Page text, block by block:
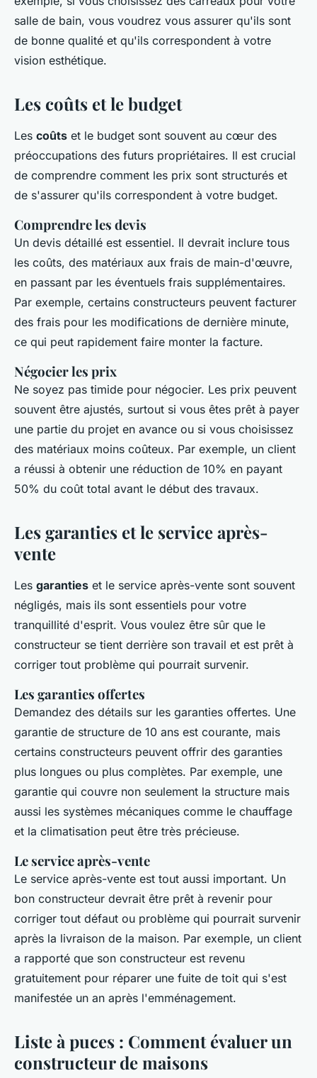
salle de bain, vous voudrez vous assurer qu'ils sont
de bonne qualité et qu'ils correspondent à votre
vision esthétique.
Les coûts et le budget
Les coûts et le budget sont souvent au cœur des
préoccupations des futurs propriétaires. Il est crucial
de comprendre comment les prix sont structurés et
de s'assurer qu'ils correspondent à votre budget.
Comprendre les devis
Un devis détaillé est essentiel. Il devrait inclure tous
les coûts, des matériaux aux frais de main-d'œuvre,
en passant par les éventuels frais supplémentaires.
Par exemple, certains constructeurs peuvent facturer
des frais pour les modifications de dernière minute,
ce qui peut rapidement faire monter la facture.
Négocier les prix
Ne soyez pas timide pour négocier. Les prix peuvent
souvent être ajustés, surtout si vous êtes prêt à payer
une partie du projet en avance ou si vous choisissez
des matériaux moins coûteux. Par exemple, un client
a réussi à obtenir une réduction de 10% en payant
50% du coût total avant le début des travaux.
Les garanties et le service après-
vente
Les garanties et le service après-vente sont souvent
négligés, mais ils sont essentiels pour votre
tranquillité d'esprit. Vous voulez être sûr que le
constructeur se tient derrière son travail et est prêt à
corriger tout problème qui pourrait survenir.
Les garanties offertes
Demandez des détails sur les garanties offertes. Une
garantie de structure de 10 ans est courante, mais
certains constructeurs peuvent offrir des garanties
plus longues ou plus complètes. Par exemple, une
garantie qui couvre non seulement la structure mais
aussi les systèmes mécaniques comme le chauffage
et la climatisation peut être très précieuse.
Le service après-vente
Le service après-vente est tout aussi important. Un
bon constructeur devrait être prêt à revenir pour
corriger tout défaut ou problème qui pourrait survenir
après la livraison de la maison. Par exemple, un client
a rapporté que son constructeur est revenu
gratuitement pour réparer une fuite de toit qui s'est
manifestée un an après l'emménagement.
Liste à puces : Comment évaluer un
constructeur de maisons